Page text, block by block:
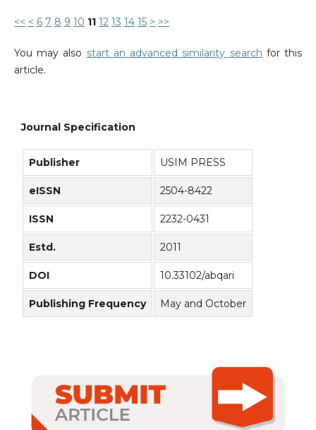
<< < 6 7 8 9 10 11 12 13 14 15 > >>
You may also start an advanced similarity search for this
article.
Journal Specification
Publisher USIM PRESS
eISSN 2504-8422
ISSN 2232-0431
Estd. 2011
DOI 10.33102/abqari
Publishing Frequency May and October